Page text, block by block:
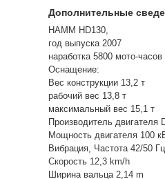
Дополнительные
HAMM HD130,
год выпуска 2007
наработка 5800 мото-часов
Оснащение:
Вес конструкции 13,2 т
рабочий вес 13,8 т
максимальный вес 15,1 т
Производитель двигателя
Мощность двигателя 100
Вибрация, Частота 42/50 Гц
Скорость 12,3 km/h
Ширина вальца 2,14 m